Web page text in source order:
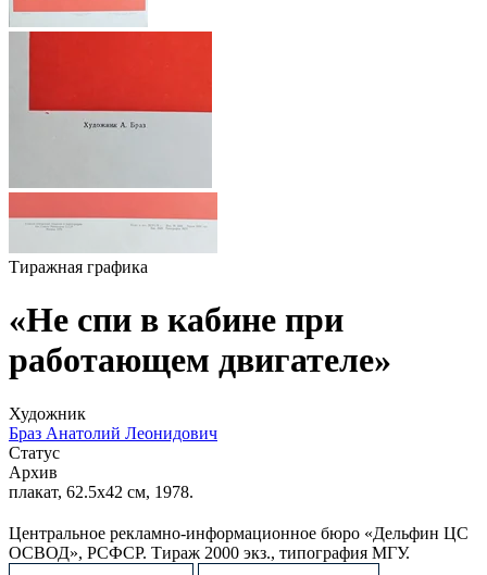
Тиражная графика
«Не спи в кабине при
работающем двигателе»
Художник
Браз Анатолий Леонидович
Статус
Архив
плакат, 62.5х42 см, 1978.
Центральное рекламно-информационное бюро «Дельфин ЦС
ОСВОД», РСФСР. Тираж 2000 экз., типография МГУ.